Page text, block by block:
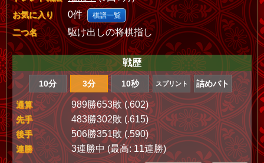
お気に入り 0件 棋譜一覧
二つ名 駆け出しの将棋指し
戦歴
10分 3分 10秒 スプリント 詰めバト
通算 989勝653敗 (.602)
先手 483勝302敗 (.615)
後手 506勝351敗 (.590)
連勝 3連勝中 (最高: 11連勝)